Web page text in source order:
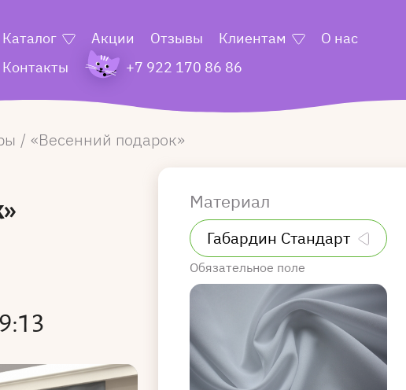
Каталог Акции Отзывы Клиентам
О нас
Контакты
+7 922 170 86 86
Весенний подарок
Материал
Обязательное поле